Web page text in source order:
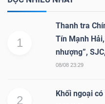
1
Thanh tra
Tín Mạnh
nhượng”,
08/08 23:29
2
Khối ngoại